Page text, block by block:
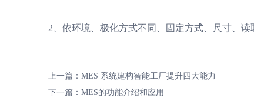
2、依环境、极化方式不同、固定方式、尺寸、读
上一篇：MES 系统建构智能工厂提升四大能力
下一篇：MES的功能介绍和应用